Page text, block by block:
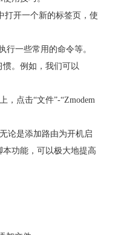
打开一个新的标签页，使
一些常用的命令等。
。例如，我们可以
，点击“文件”-“Zmodem
论是添加路由为开机启
功能，可以极大地提高